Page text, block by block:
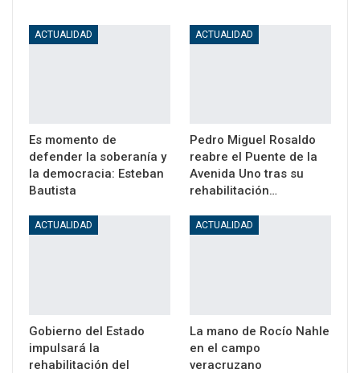
ACTUALIDAD
Es momento de
defender la soberanía y
la democracia: Esteban
Bautista
ACTUALIDAD
Pedro Miguel Rosaldo
reabre el Puente de la
Avenida Uno tras su
rehabilitación…
ACTUALIDAD
Gobierno del Estado
impulsará la
rehabilitación del
ACTUALIDAD
La mano de Rocío Nahle
en el campo
veracruzano